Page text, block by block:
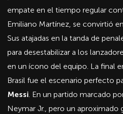
empate en el tiempo regular
Emiliano Martínez, se convirtió
Sus atajadas en la tanda de
para desestabilizar a los
en un ícono del equipo. La final
Brasil fue el escenario perfecto
Messi . En un partido marcado
Neymar Jr., pero un aproximado